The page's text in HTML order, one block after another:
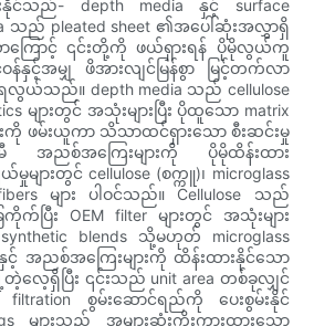
ားနိုင်သည်- depth media နှင့် surface
သည် pleated sheet ၏အပေါ်ဆုံးအလွှာရှိ
ာကြောင့် ၎င်းတို့ကို ဖယ်ရှားရန် ပိုမိုလွယ်ကူ
န်နှင့်အမျှ ဖိအားလျင်မြန်စွာ မြင့်တက်လာ
ရလွယ်သည်။ depth media သည် cellulose
များတွင် အသုံးများပြီး ပိုထူသော matrix
ကို ဖမ်းယူကာ သိသာထင်ရှားသော စီးဆင်းမှု
မီ အညစ်အကြေးများကို ပိုမိုထိန်းထား
မှုများတွင် cellulose (စက္ကူ)၊ microglass
များ ပါဝင်သည်။ Cellulose သည်
က်ပြီး OEM filter များတွင် အသုံးများ
blends သို့မဟုတ် microglass
ညစ်အကြေးများကို ထိန်းထားနိုင်သော
တဲ့လေ့ရှိပြီး ၎င်းသည် unit area တစ်ခုလျှင်
စွမ်းဆောင်ရည်ကို ပေးစွမ်းနိုင်
များသည် အများဆုံးကိုးကားထားသော